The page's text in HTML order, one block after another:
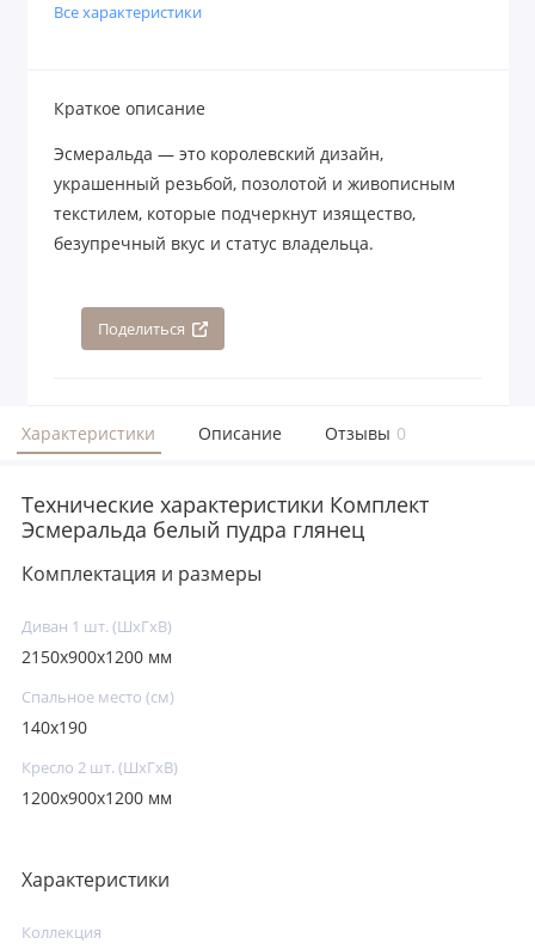
Все характеристики
Краткое описание
Эсмеральда — это королевский дизайн,
украшенный резьбой, позолотой и живописным
текстилем, которые подчеркнут изящество,
безупречный вкус и статус владельца.
Поделиться
Характеристики Описание Отзывы 0
Технические характеристики Комплект
Эсмеральда белый пудра глянец
Комплектация и размеры
Диван 1 шт. (ШхГхВ)
2150х900х1200 мм
Спальное место (см)
140х190
Кресло 2 шт. (ШхГхВ)
1200х900х1200 мм
Характеристики
Коллекция